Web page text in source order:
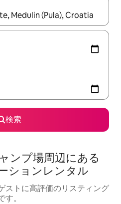
下の矢印キーを使って移動するか
検索
ンプ場⁠周⁠辺⁠に⁠あ⁠る
シ⁠ョ⁠ン⁠レ⁠ン⁠タ⁠ル
ストに高評価のリスティング
す。